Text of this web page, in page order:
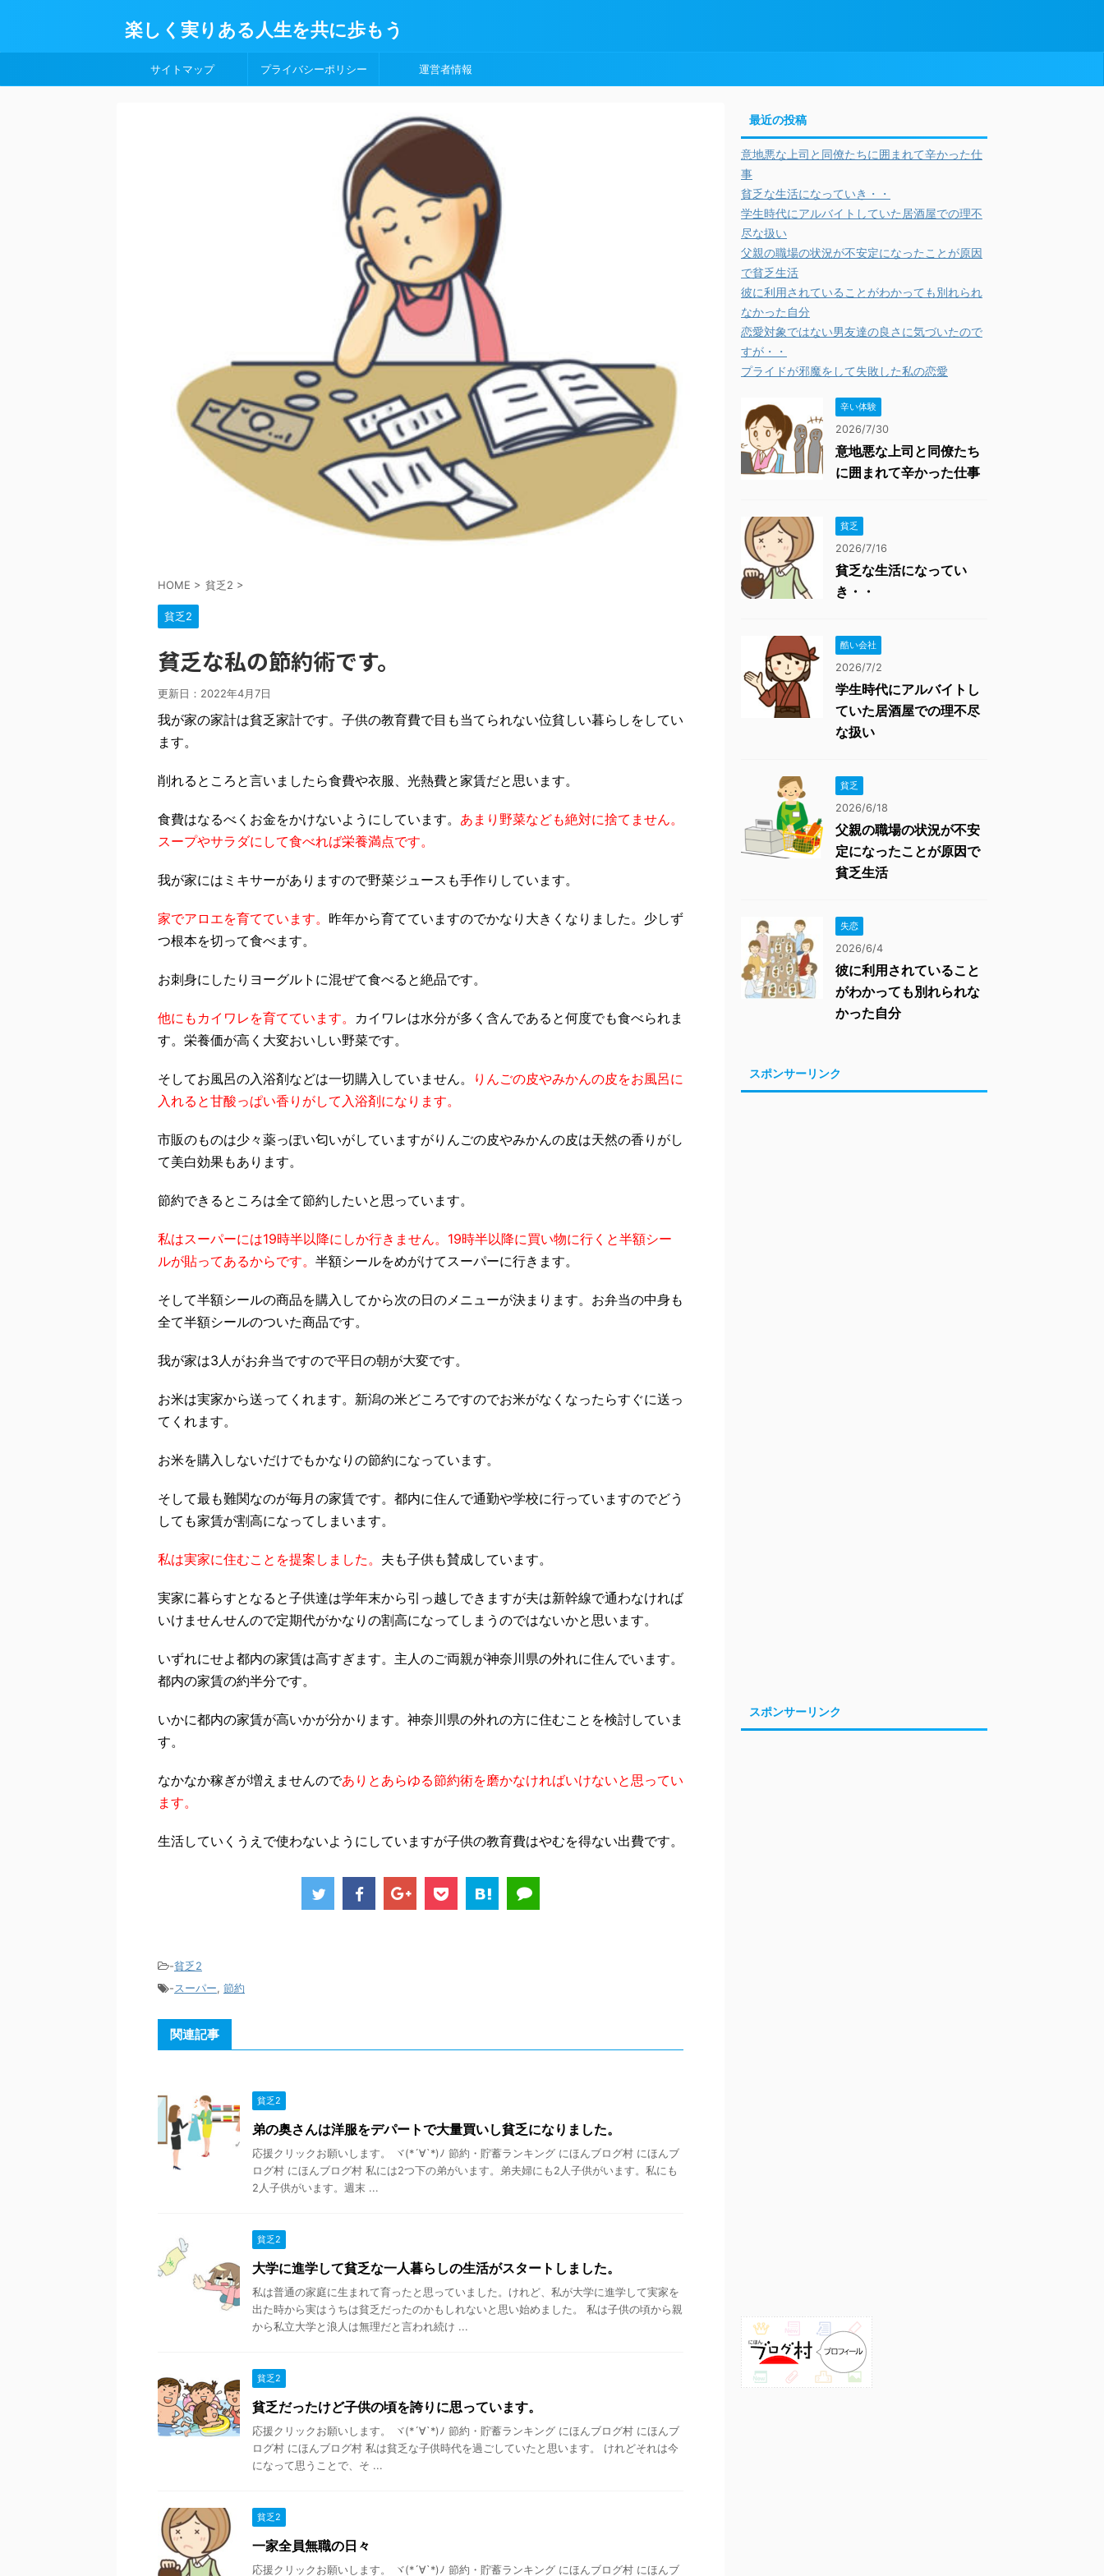
楽しく実りある人生を共に歩もう
サイトマップ プライバシーポリシー 運営者情報
HOME > 貧乏2 >
貧乏2
貧乏な私の節約術です。
更新日： 2022年4月7日
我が家の家計は貧乏家計です。子供の教育費で目も当てられない位貧しい暮らしをしてい
ます。
削れるところと言いましたら食費や衣服、光熱費と家賃だと思います。
食費はなるべくお金をかけないようにしています。 あまり野菜なども絶対に捨てません。
スープやサラダにして食べれば栄養満点です。
我が家にはミキサーがありますので野菜ジュースも手作りしています。
家でアロエを育てています。 昨年から育てていますのでかなり大きくなりました。少しず
つ根本を切って食べます。
お刺身にしたりヨーグルトに混ぜて食べると絶品です。
他にもカイワレを育てています。 カイワレは水分が多く含んであると何度でも食べられま
す。栄養価が高く大変おいしい野菜です。
そしてお風呂の入浴剤などは一切購入していません。
りんごの皮やみかんの皮をお風呂に
入れると甘酸っぱい香りがして入浴剤になります。
市販のものは少々薬っぽい匂いがしていますがりんごの皮やみかんの皮は天然の香りがし
て美白効果もあります。
節約できるところは全て節約したいと思っています。
私はスーパーには19時半以降にしか行きません。19時半以降に買い物に行くと半額シー
ルが貼ってあるからです。 半額シールをめがけてスーパーに行きます。
そして半額シールの商品を購入してから次の日のメニューが決まります。お弁当の中身も
全て半額シールのついた商品です。
我が家は3人がお弁当ですので平日の朝が大変です。
お米は実家から送ってくれます。新潟の米どころですのでお米がなくなったらすぐに送っ
てくれます。
お米を購入しないだけでもかなりの節約になっています。
そして最も難関なのが毎月の家賃です。都内に住んで通勤や学校に行っていますのでどう
しても家賃が割高になってしまいます。
私は実家に住むことを提案しました。 夫も子供も賛成しています。
実家に暮らすとなると子供達は学年末から引っ越しできますが夫は新幹線で通わなければ
いけませんせんので定期代がかなりの割高になってしまうのではないかと思います。
いずれにせよ都内の家賃は高すぎます。主人のご両親が神奈川県の外れに住んでいます。
都内の家賃の約半分です。
いかに都内の家賃が高いかが分かります。神奈川県の外れの方に住むことを検討していま
す。
なかなか稼ぎが増えませんのでありとあらゆる節約術を磨かなければいけないと思ってい
ます。
生活していくうえで使わないようにしていますが子供の教育費はやむを得ない出費です。
-貧乏2
-スーパー, 節約
関連記事
貧乏2
弟の奥さんは洋服をデパートで大量買いし貧乏になりました。
応援クリックお願いします。 ヾ(*´∀`*)ﾉ 節約・貯蓄ランキング にほんブログ村 にほんブ
ログ村 にほんブログ村 私には2つ下の弟がいます。弟夫婦にも2人子供がいます。私にも
2人子供がいます。週末 ...
貧乏2
大学に進学して貧乏な一人暮らしの生活がスタートしました。
私は普通の家庭に生まれて育ったと思っていました。けれど、私が大学に進学して実家を
出た時から実はうちは貧乏だったのかもしれないと思い始めました。 私は子供の頃から親
から私立大学と浪人は無理だと言われ続け ...
貧乏2
貧乏だったけど子供の頃を誇りに思っています。
応援クリックお願いします。 ヾ(*´∀`*)ﾉ 節約・貯蓄ランキング にほんブログ村 にほんブ
ログ村 にほんブログ村 私は貧乏な子供時代を過ごしていたと思います。 けれどそれは今
になって思うことで、そ ...
貧乏2
一家全員無職の日々
応援クリックお願いします。 ヾ(*´∀`*)ﾉ 節約・貯蓄ランキング にほんブログ村 にほんブ
最近の投稿
意地悪な上司と同僚たちに囲まれて辛かった仕
事
貧乏な生活になっていき・・
学生時代にアルバイトしていた居酒屋での理不
尽な扱い
父親の職場の状況が不安定になったことが原因
で貧乏生活
彼に利用されていることがわかっても別れられ
なかった自分
恋愛対象ではない男友達の良さに気づいたので
すが・・
プライドが邪魔をして失敗した私の恋愛
辛い体験
2026/7/30
意地悪な上司と同僚たち
に囲まれて辛かった仕事
貧乏
2026/7/16
貧乏な生活になってい
き・・
酷い会社
2026/7/2
学生時代にアルバイトし
ていた居酒屋での理不尽
な扱い
貧乏
2026/6/18
父親の職場の状況が不安
定になったことが原因で
貧乏生活
失恋
2026/6/4
彼に利用されていること
がわかっても別れられな
かった自分
スポンサーリンク
スポンサーリンク